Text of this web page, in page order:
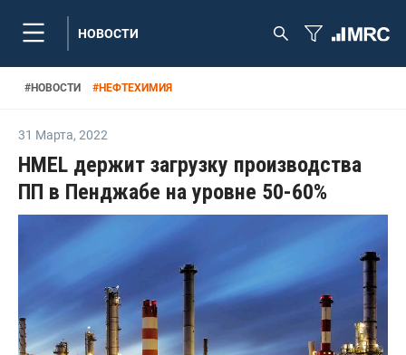
НОВОСТИ
#НОВОСТИ #НЕФТЕХИМИЯ
31 Марта, 2022
HMEL держит загрузку производства
ПП в Пенджабе на уровне 50-60%